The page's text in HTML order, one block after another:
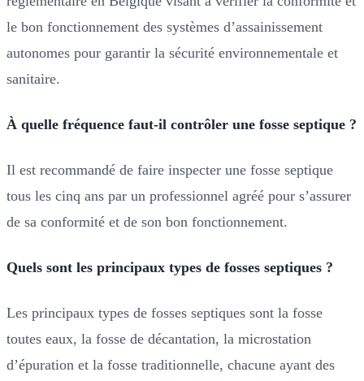
le bon fonctionnement des systèmes d’assainissement
autonomes pour garantir la sécurité environnementale et
sanitaire.
À quelle fréquence faut-il contrôler une fosse septique ?
Il est recommandé de faire inspecter une fosse septique
tous les cinq ans par un professionnel agréé pour s’assurer
de sa conformité et de son bon fonctionnement.
Quels sont les principaux types de fosses septiques ?
Les principaux types de fosses septiques sont la fosse
toutes eaux, la fosse de décantation, la microstation
d’épuration et la fosse traditionnelle, chacune ayant des